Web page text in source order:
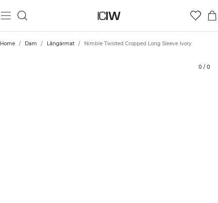
Home / Dam / Långärmat / Nimble Twisted Cropped Long Sleeve Ivory
0 / 0